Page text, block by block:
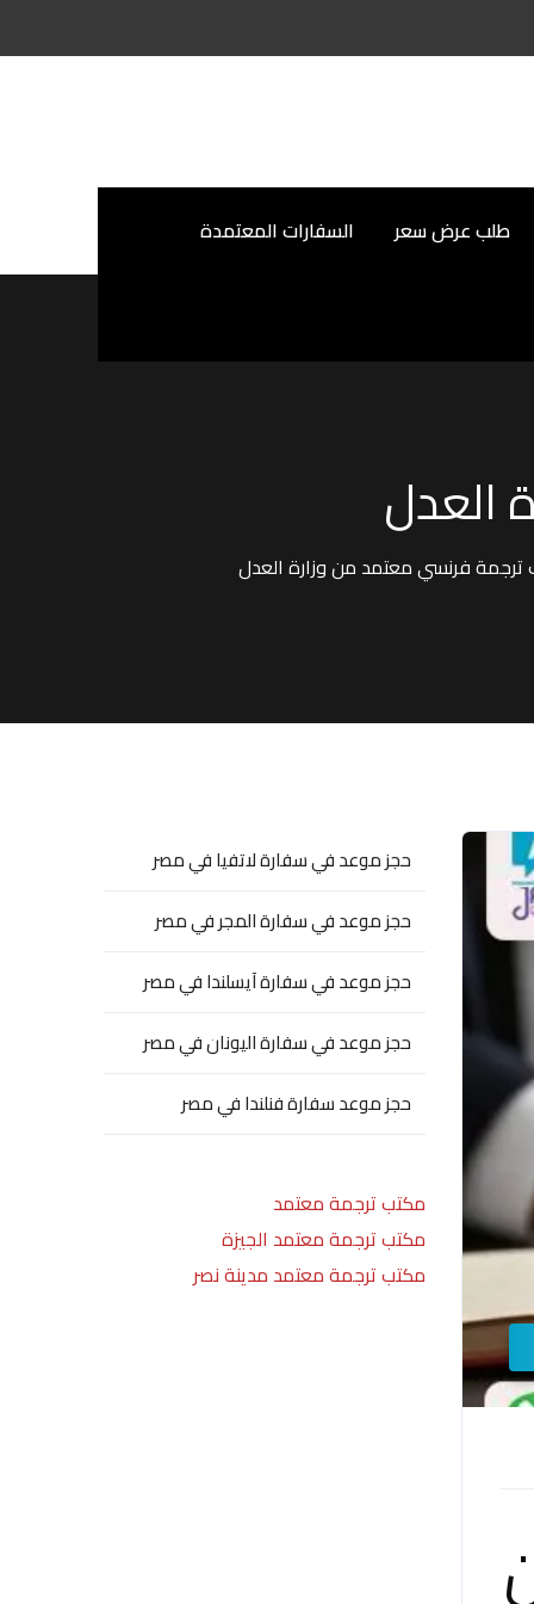
طلب عرض سعر السفارات المعتمدة
العدل
فرنسي معتمد من وزارة العدل
حجز موعد في سفارة لاتفيا في مصر
حجز موعد في سفارة المجر في مصر
حجز موعد في سفارة آيسلندا في مصر
حجز موعد في سفارة اليونان في مصر
حجز موعد سفارة فنلندا في مصر
مكتب ترجمة معتمد
مكتب ترجمة معتمد الجيزة
مكتب ترجمة معتمد مدينة نصر